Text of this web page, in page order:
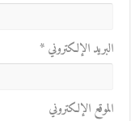
البريد الإلكتروني*
الموقع الإلكتروني